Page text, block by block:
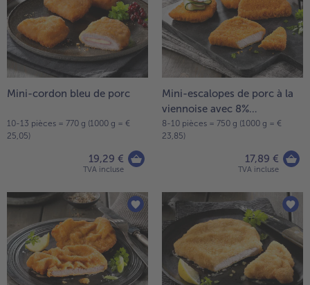
TousVins & Alcools
Ustensiles de cuisine
TousUstensiles de cuisine
Gâteaux & Tartes
TousGâteaux & Tartes
TousBIO
bofrost*free
Tousbofrost*free
High Protein
TousHigh Protein
bofrost*plus.
Tousbofrost*plus.
Alternatives végétale
TousAlternatives végétale
Friteuse à air chaud
TousFriteuse à air chaud
liste.
Mini-cordon bleu de porc
10-13 pièces = 770 g (1000 g = €
25,05)
19,29 €
TVA incluse
Mini-escalopes de porc à la
viennoise avec 8%
d'assaisonnement liquide
8-10 pièces = 750 g (1000 g = €
23,85)
17,89 €
TVA incluse